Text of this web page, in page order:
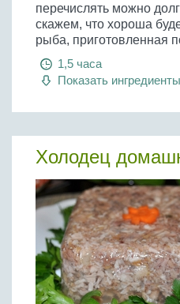
перечислять можно
скажем, что хороша
рыба, приготовленная
1,5 часа
Показать ингредиенты
Холодец